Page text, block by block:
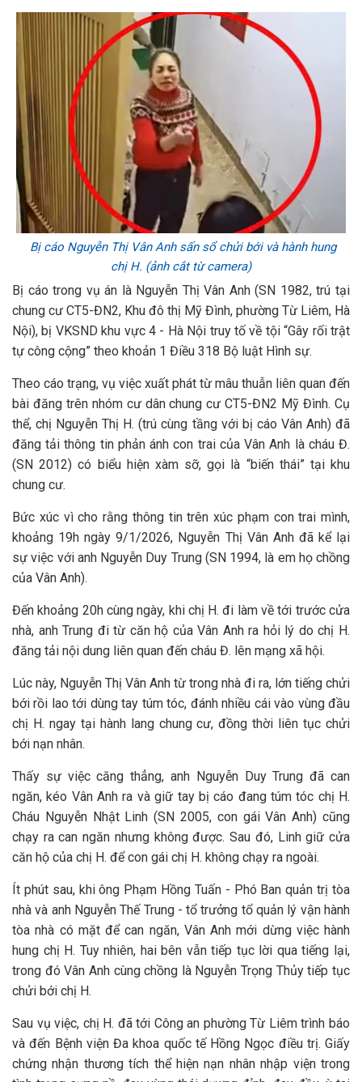
Bị cáo Nguyễn Thị Vân Anh sấn sổ chửi bới và hành hung
chị H. (ảnh cắt từ camera)
Bị cáo trong vụ án là Nguyễn Thị Vân Anh (SN 1982, trú tại
chung cư CT5-ĐN2, Khu đô thị Mỹ Đình, phường Từ Liêm, Hà
Nội), bị VKSND khu vực 4 - Hà Nội truy tố về tội “Gây rối trật
tự công cộng” theo khoản 1 Điều 318 Bộ luật Hình sự.
Theo cáo trạng, vụ việc xuất phát từ mâu thuẫn liên quan đến
bài đăng trên nhóm cư dân chung cư CT5-ĐN2 Mỹ Đình. Cụ
thể, chị Nguyễn Thị H. (trú cùng tầng với bị cáo Vân Anh) đã
đăng tải thông tin phản ánh con trai của Vân Anh là cháu Đ.
(SN 2012) có biểu hiện xàm sỡ, gọi là “biến thái” tại khu
chung cư.
Bức xúc vì cho rằng thông tin trên xúc phạm con trai mình,
khoảng 19h ngày 9/1/2026, Nguyễn Thị Vân Anh đã kể lại
sự việc với anh Nguyễn Duy Trung (SN 1994, là em họ chồng
của Vân Anh).
Đến khoảng 20h cùng ngày, khi chị H. đi làm về tới trước cửa
nhà, anh Trung đi từ căn hộ của Vân Anh ra hỏi lý do chị H.
đăng tải nội dung liên quan đến cháu Đ. lên mạng xã hội.
Lúc này, Nguyễn Thị Vân Anh từ trong nhà đi ra, lớn tiếng chửi
bới rồi lao tới dùng tay túm tóc, đánh nhiều cái vào vùng đầu
chị H. ngay tại hành lang chung cư, đồng thời liên tục chửi
bới nạn nhân.
Thấy sự việc căng thẳng, anh Nguyễn Duy Trung đã can
ngăn, kéo Vân Anh ra và giữ tay bị cáo đang túm tóc chị H.
Cháu Nguyễn Nhật Linh (SN 2005, con gái Vân Anh) cũng
chạy ra can ngăn nhưng không được. Sau đó, Linh giữ cửa
căn hộ của chị H. để con gái chị H. không chạy ra ngoài.
Ít phút sau, khi ông Phạm Hồng Tuấn - Phó Ban quản trị tòa
nhà và anh Nguyễn Thế Trung - tổ trưởng tổ quản lý vận hành
tòa nhà có mặt để can ngăn, Vân Anh mới dừng việc hành
hung chị H. Tuy nhiên, hai bên vẫn tiếp tục lời qua tiếng lại,
trong đó Vân Anh cùng chồng là Nguyễn Trọng Thủy tiếp tục
chửi bới chị H.
Sau vụ việc, chị H. đã tới Công an phường Từ Liêm trình báo
và đến Bệnh viện Đa khoa quốc tế Hồng Ngọc điều trị. Giấy
chứng nhận thương tích thể hiện nạn nhân nhập viện trong